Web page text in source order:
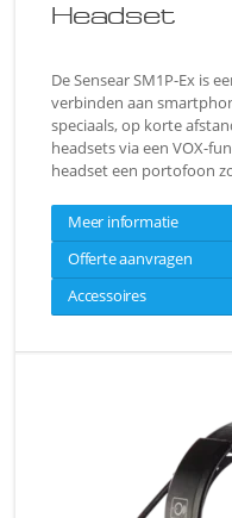
Headset
De Sensear SM1P-Ex is
verbinden aan
speciaals, op korte
headsets via een VOX-
headset een portofoon
Meer informatie
Offerte aanvragen
Accessoires